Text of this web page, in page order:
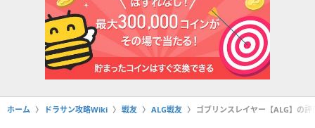
ホーム ドラサン攻略Wiki 戦友 ALG戦友 ゴブリンスレイヤー【ALG】の評